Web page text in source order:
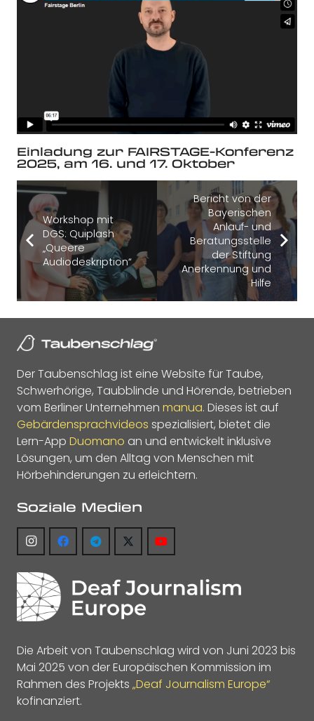
Einladung zur FAIRSTAGE-Konferenz
2025, am 16. und 17. Oktober
Workshop mit
DGS: Quiplash
„Queere
Audiodeskription“
Bericht von der
Bayerischen
Anlauf- und
Beratungsstelle
der Stiftung
Anerkennung und
Hilfe
Der Taubenschlag ist eine Website für Taube,
Schwerhörige, Taubblinde und Hörende, betrieben
vom Berliner Unternehmen manua. Dieses ist auf
Gebärdensprachvideos spezialisiert, bietet die
Lern-App Duomano an und entwickelt inklusive
Lösungen, um den Alltag von Menschen mit
Hörbehinderungen zu erleichtern.
Soziale Medien
Die Arbeit von Taubenschlag wird von Juni 2023 bis
Mai 2025 von der Europäischen Kommission im
Rahmen des Projekts „Deaf Journalism Europe“
kofinanziert.